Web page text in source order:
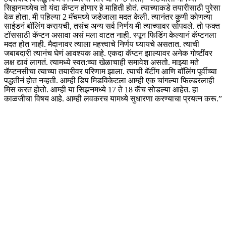
सिझनमध्येच तो यंदा कॅप्टन होणार हे माहिती होतं. त्याच्याकडे तयारीसाठी पुरेसा
वेळ होता. मी पहिल्या 2 मॅचमध्ये जडेजाला मदत केली. त्यानंतर कुणी कोणत्या
साईडनं बॉलिंग करायची, तसंच अन्य सर्व निर्णय मी त्याच्यावर सोपवले. तो फक्त
टॉससाठी कॅप्टन असावा असं मला वाटत नाही. स्पून फिडिंग केल्यानं कॅप्टनला
मदत होत नाही. मैदानावर त्याला महत्त्वाचे निर्णय घ्यायचे असतात. त्याची
जबाबदारी त्यानंच घेणं आवश्यक आहे. एकदा कॅप्टन झाल्यावर अनेक गोष्टींवर
लक्ष द्यावं लागतं. त्यामध्ये स्वत:च्या खेळाचाही समावेश असतो. माझ्या मते
कॅप्टनसीचा त्याच्या तयारीवर परिणाम झाला. त्याची बॅटींग आणि बॉलिंग पूर्वीच्या
पद्धतीनं होत नव्हती. आम्ही डिप मिडविकेटला आम्ही एक चांगल्या फिल्डरलाही
मिस करत होतो. आम्ही या सिझनमध्ये 17 ते 18 कॅच सोडल्या आहेत. हा
काळजीचा विषय आहे. आम्ही लवकरच यामध्ये सुधारणा करण्याचा प्रयत्न करू.”